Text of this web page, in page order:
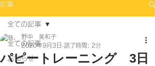
記事
全ての記事
お知らせ
全ての記事
パピートレーニング 3日
野中 美和子
2020年9月3日 読了時間: 2分